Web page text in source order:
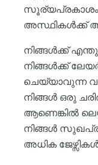
അസ്ഥികൾക്ക്
നിങ്ങൾക്ക്
നിങ്ങൾക്ക്
ചെയ്യാവുന്ന
നിങ്ങൾ ഒരു
ആണെങ്കിൽ
നിങ്ങൾ
അധിക